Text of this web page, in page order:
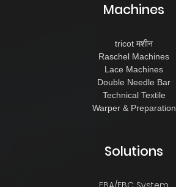
Machines
tricot मशीन
Raschel Machines
Lace Machines
Double Needle Bar
Technical Textile
Warper & Preparation
Solutions